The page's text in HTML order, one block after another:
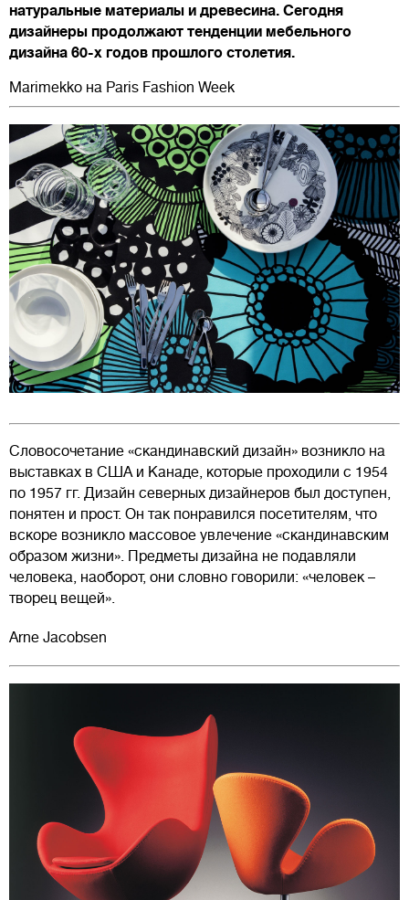
натуральные материалы и древесина. Сегодня
дизайнеры продолжают тенденции мебельного
дизайна 60-х годов прошлого столетия.
Marimekko на Paris Fashion Week
Словосочетание «скандинавский дизайн» возникло на
выставках в США и Канаде, которые проходили с 1954
по 1957 гг. Дизайн северных дизайнеров был доступен,
понятен и прост. Он так понравился посетителям, что
вскоре возникло массовое увлечение «скандинавским
образом жизни». Предметы дизайна не подавляли
человека, наоборот, они словно говорили: «человек –
творец вещей».
Arne Jacobsen